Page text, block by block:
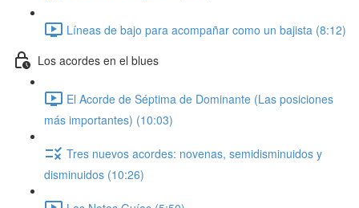
Líneas de bajo para acompañar como un bajista (8:12)
Los acordes en el blues
El Acorde de Séptima de Dominante (Las posiciones
más importantes) (10:03)
Tres nuevos acordes: novenas, semidisminuidos y
disminuidos (10:26)